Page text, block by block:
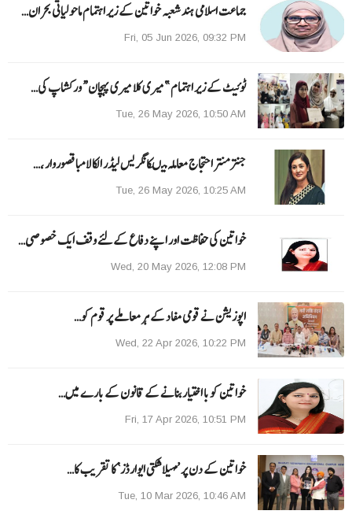
جماعت اسلامی ہند شعبہ خواتین کے زیر اہتمام ماحولیاتی بحران…
Fri, 05 Jun 2026, 09:32 PM
ٹوئیٹ کے زیر اہتمام ”میری کلا میری پہچان“ ورکشاپ کی…
Tue, 26 May 2026, 10:50 AM
جنتر منتر احتجاج معاملہ میںکانگریس لیڈر الکا لامبا قصوروار ،…
Tue, 26 May 2026, 10:25 AM
خواتین کی حفاظت اور اپنے دفاع کےلئے وقف ایک خصوصی…
Wed, 20 May 2026, 12:08 PM
اپوزیشن نے قومی مفاد کے ہر معاملے پر قوم کو…
Wed, 22 Apr 2026, 10:22 PM
خواتین کو با اختیار بنانے کے قانون کے بارے میں…
Fri, 17 Apr 2026, 10:51 PM
خواتین کے دن پر ’مہیلا شکتی ایوارڈز‘ کا تقریب کا…
Tue, 10 Mar 2026, 10:46 AM